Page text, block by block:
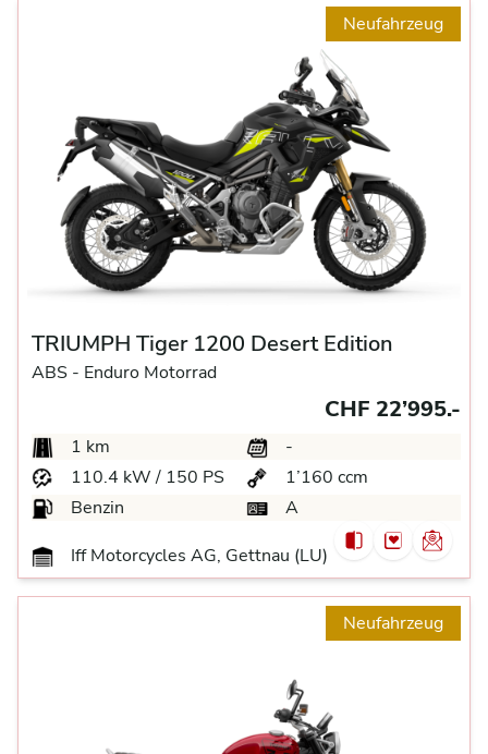
Neufahrzeug
TRIUMPH Tiger 1200 Desert Edition
ABS - Enduro Motorrad
CHF 22’995.-
1 km
-
110.4 kW / 150 PS
1’160 ccm
Benzin
A
Iff Motorcycles AG, Gettnau (LU)
Neufahrzeug